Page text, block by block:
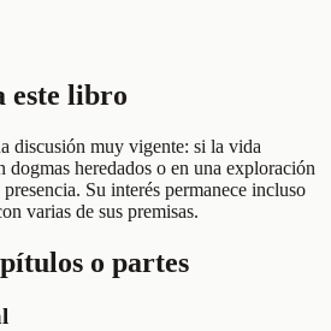
este libro
discusión muy vigente: si la vida
dogmas heredados o en una exploración
Su interés permanece incluso
varias de sus premisas.
o partes